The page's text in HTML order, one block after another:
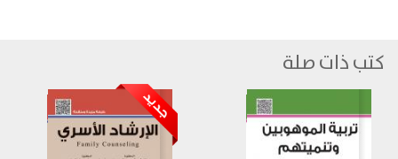
كتب ذات صلة